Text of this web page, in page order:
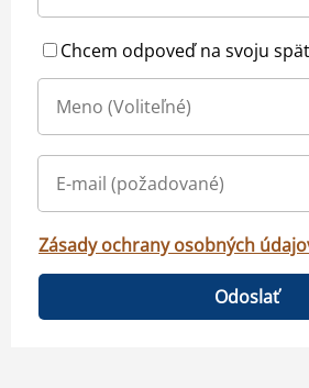
Chcem odpoveď na svoju
Zásady ochrany osobných
Odoslať